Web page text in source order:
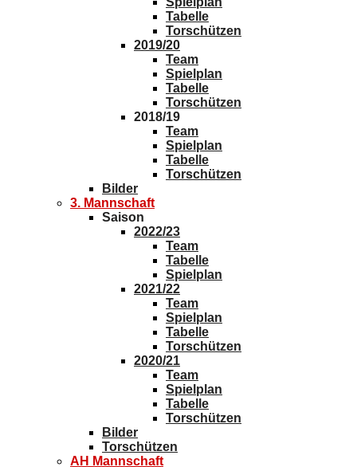
Tabelle
Torschützen
2019/20
Team
Spielplan
Tabelle
Torschützen
2018/19
Team
Spielplan
Tabelle
Torschützen
Bilder
3. Mannschaft
Saison
2022/23
Team
Tabelle
Spielplan
2021/22
Team
Spielplan
Tabelle
Torschützen
2020/21
Team
Spielplan
Tabelle
Torschützen
Bilder
Torschützen
AH Mannschaft